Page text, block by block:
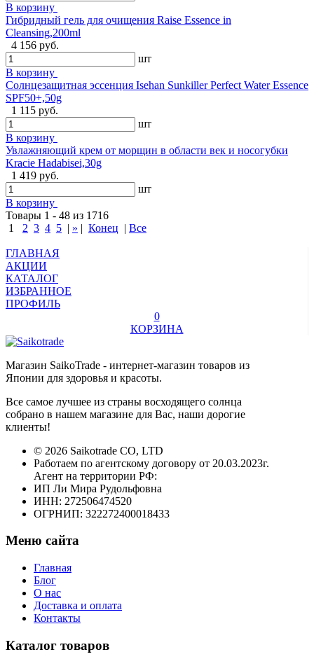
В корзину
Гибридный гель для очищения Raise Essence in
Cleansing,200ml
4 156 руб.
шт
В корзину
Солнцезащитная эссенция Isehan Sunkiller Perfect Water Essence
SPF50+,50g
1 115 руб.
шт
В корзину
Увлажняющий крем от морщин в области век и носогубки
Kracie Hadabisei,30g
1 419 руб.
шт
В корзину
Товары 1 - 48 из 1716
1
2 3 4 5 | » | Конец | Все
ГЛАВНАЯ
АКЦИИ
КАТАЛОГ
ИЗБРАННОЕ
ПРОФИЛЬ
0
КОРЗИНА
Магазин SaikoTrade - интернет-магазин товаров из
Японии для здоровья и красоты.
Все самое лучшее из страны восходящего солнца
собрано в нашем магазине для Вас, наши дорогие
клиенты!
© 2026 Saikotrade CO, LTD
Работаем по агентскому договору от 20.03.2023г.
Агент на территории РФ:
ИП Ли Мира Рудольфовна
ИНН: 272506474520
ОГРНИП: 322272400018433
Меню сайта
Главная
Блог
О нас
Доставка и оплата
Контакты
Каталог товаров